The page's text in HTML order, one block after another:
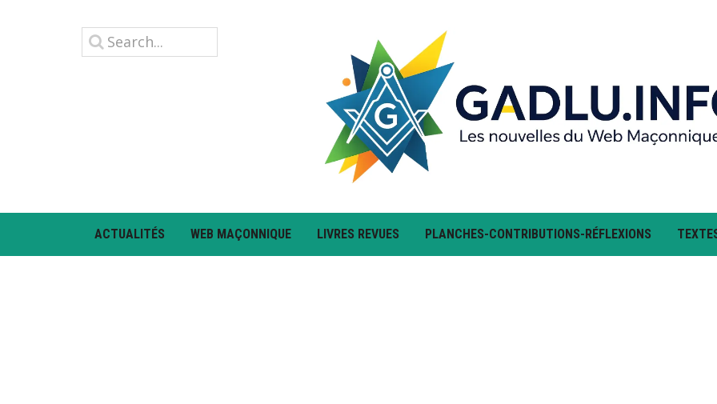
ACTUALITÉS WEB MAÇONNIQUE LIVRES REVUES PLANCHES-CONTRIBUTIONS-RÉFLEXIONS